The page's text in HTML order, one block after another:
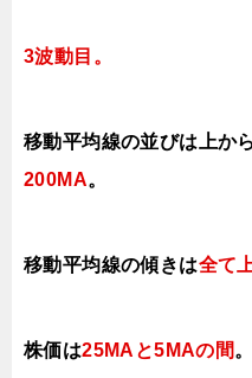
3波動目。
移動平均線の並びは上から
200MA。
移動平均線の傾きは全て
株価は25MAと5MAの間。